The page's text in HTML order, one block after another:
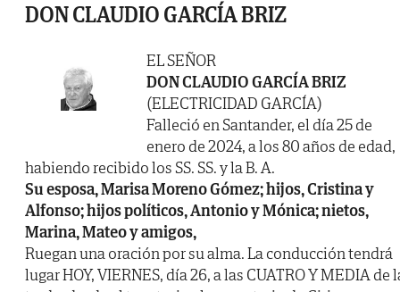
DON CLAUDIO GARCÍA BRIZ
EL SEÑOR
DON CLAUDIO GARCÍA BRIZ
(ELECTRICIDAD GARCÍA)
Falleció en Santander, el día 25 de
enero de 2024, a los 80 años de edad,
habiendo recibido los SS. SS. y la B. A.
Su esposa, Marisa Moreno Gómez; hijos, Cristina y
Alfonso; hijos políticos, Antonio y Mónica; nietos,
Marina, Mateo y amigos,
Ruegan una oración por su alma. La conducción tendrá
lugar HOY, VIERNES, día 26, a las CUATRO Y MEDIA de